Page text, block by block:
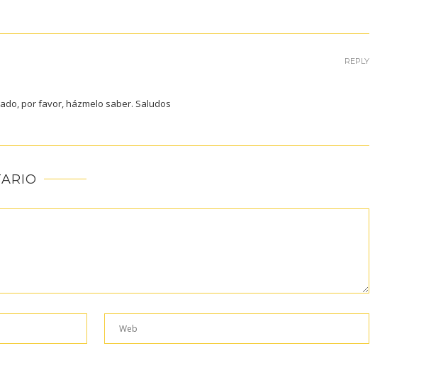
por favor, házmelo saber. Saludos
REPLY